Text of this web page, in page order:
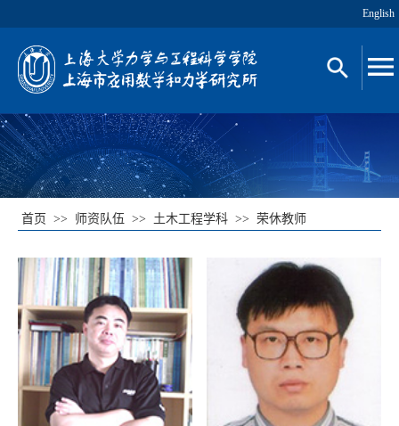
English
首页 >> 师资队伍 >> 土木工程学科 >> 荣休教师